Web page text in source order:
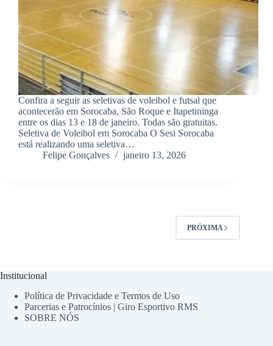
Confira a seguir as seletivas de voleibol e futsal que
acontecerão em Sorocaba, São Roque e Itapetininga
entre os dias 13 e 18 de janeiro. Todas são gratuitas.
Seletiva de Voleibol em Sorocaba O Sesi Sorocaba
está realizando uma seletiva…
Felipe Gonçalves
janeiro 13, 2026
PRÓXIMA
Institucional
Política de Privacidade e Termos de Uso
Parcerias e Patrocínios | Giro Esportivo RMS
SOBRE NÓS